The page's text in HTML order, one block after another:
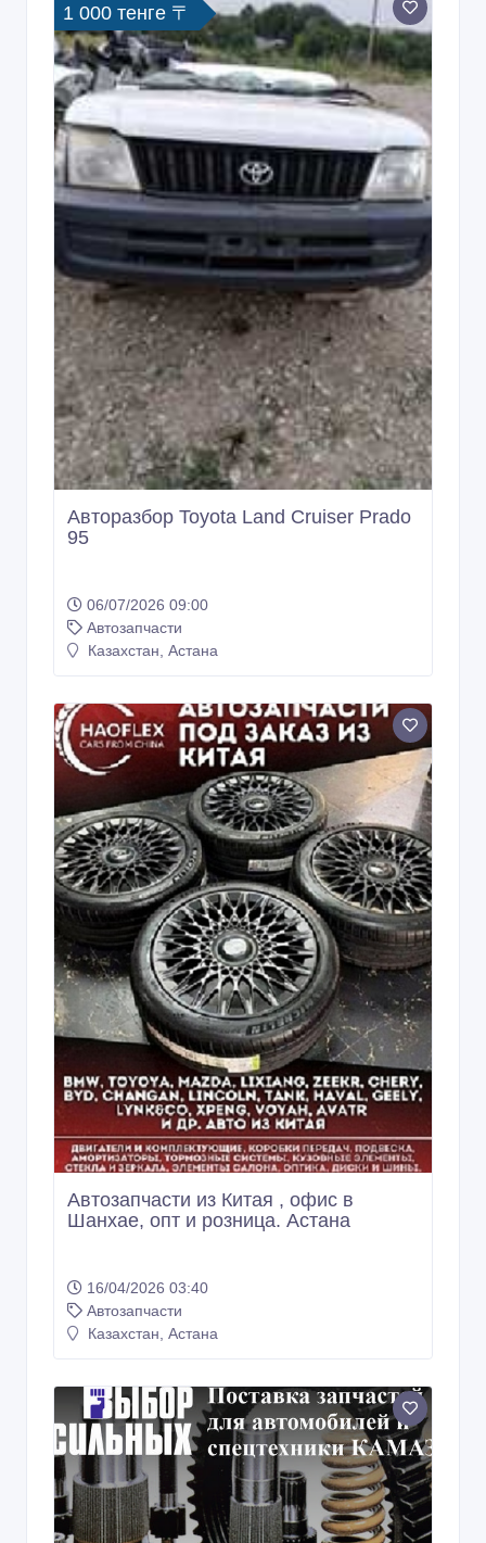
1 000 тенге 〒
Авторазбор Toyota Land Cruiser Prado
95
06/07/2026 09:00
Автозапчасти
Казахстан, Астана
Автозапчасти из Китая , офис в
Шанхае, опт и розница. Астана
16/04/2026 03:40
Автозапчасти
Казахстан, Астана